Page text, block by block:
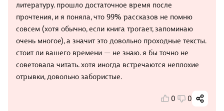
литературу. прошло достаточное время после
прочтения, и я поняла, что 99% рассказов не помню
совсем (хотя обычно, если книга трогает, запоминаю
очень многое), а значит это довольно проходные тексты.
стоит ли вашего времени — не знаю. я бы точно не
советовала читать. хотя иногда встречаются неплохие
отрывки, довольно забористые.
0 0